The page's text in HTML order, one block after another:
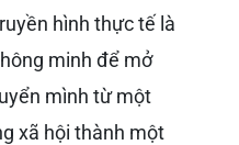
hình thực tế là
minh để mở
mình từ một
xã hội thành một